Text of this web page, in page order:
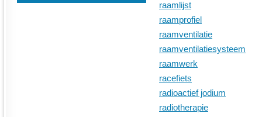
raamlijst
raamprofiel
raamventilatie
raamventilatiesysteem
raamwerk
racefiets
radioactief jodium
radiotherapie